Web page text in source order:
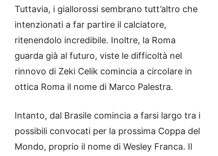
Tuttavia, i giallorossi sembrano tutt’altro che
intenzionati a far partire il calciatore,
ritenendolo incredibile. Inoltre, la Roma
guarda già al futuro, viste le difficoltà nel
rinnovo di Zeki Celik comincia a circolare in
ottica Roma il nome di Marco Palestra.
Intanto, dal Brasile comincia a farsi largo tra i
possibili convocati per la prossima Coppa del
Mondo, proprio il nome di Wesley Franca. Il